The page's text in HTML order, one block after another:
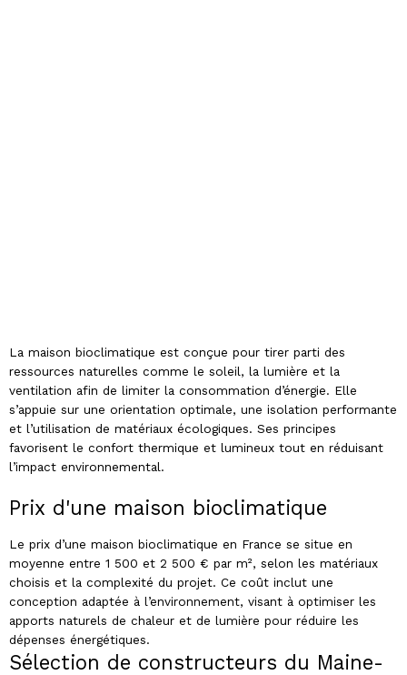
La maison bioclimatique est conçue pour tirer parti des
ressources naturelles comme le soleil, la lumière et la
ventilation afin de limiter la consommation d’énergie. Elle
s’appuie sur une orientation optimale, une isolation performante
et l’utilisation de matériaux écologiques. Ses principes
favorisent le confort thermique et lumineux tout en réduisant
l’impact environnemental.
Prix d'une maison bioclimatique
Le prix d’une maison bioclimatique en France se situe en
moyenne entre 1 500 et 2 500 € par m², selon les matériaux
choisis et la complexité du projet. Ce coût inclut une
conception adaptée à l’environnement, visant à optimiser les
apports naturels de chaleur et de lumière pour réduire les
dépenses énergétiques.
Sélection de constructeurs du Maine-